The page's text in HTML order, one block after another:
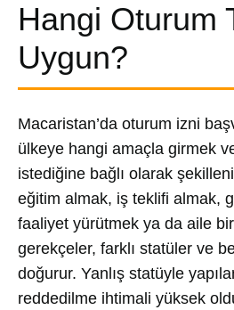
Hangi Oturum
Uygun?
Macaristan’da oturum izni
ülkeye hangi amaçla girmek
istediğine bağlı olarak
eğitim almak, iş teklifi almak,
faaliyet yürütmek ya da aile
gerekçeler, farklı statüler ve
doğurur. Yanlış statüyle
reddedilme ihtimali yüksek